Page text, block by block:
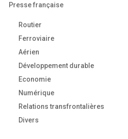
Presse française
Routier
Ferroviaire
Aérien
Développement durable
Economie
Numérique
Relations transfrontalières
Divers